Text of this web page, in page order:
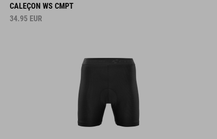
CALEÇON WS CMPT
34.95 EUR